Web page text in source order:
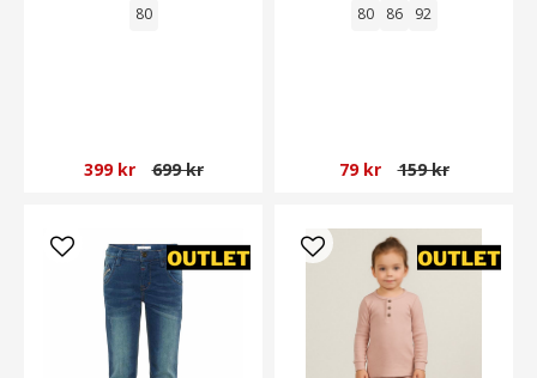
80
399 kr 699 kr
80 86 92
79 kr 159 kr